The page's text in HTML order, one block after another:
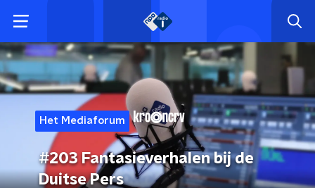
Het Mediaforum
#203 Fantasieverhalen bij de
Duitse Pers